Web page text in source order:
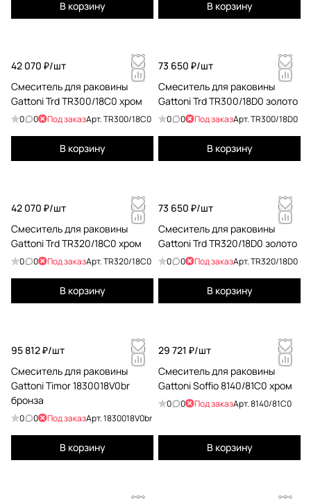
В корзину В корзину
42 070 ₽/шт
Смеситель для раковины
Gattoni Trd TR300/18C0 хром
0 0 Под заказАрт.TR300/18C0
В корзину
73 650 ₽/шт
Смеситель для раковины
Gattoni Trd TR300/18D0 золото
0 0 Под заказАрт.TR300/18D0
В корзину
42 070 ₽/шт
Смеситель для раковины
Gattoni Trd TR320/18C0 хром
0 0 Под заказАрт.TR320/18C0
В корзину
73 650 ₽/шт
Смеситель для раковины
Gattoni Trd TR320/18D0 золото
0 0 Под заказАрт.TR320/18D0
В корзину
95 812 ₽/шт
Смеситель для раковины
Gattoni Timor 1830018V0br
бронза
0 0 Под заказАрт.1830018V0br
В корзину
29 721 ₽/шт
Смеситель для раковины
Gattoni Soffio 8140/81C0 хром
0 0 Под заказАрт.8140/81C0
В корзину